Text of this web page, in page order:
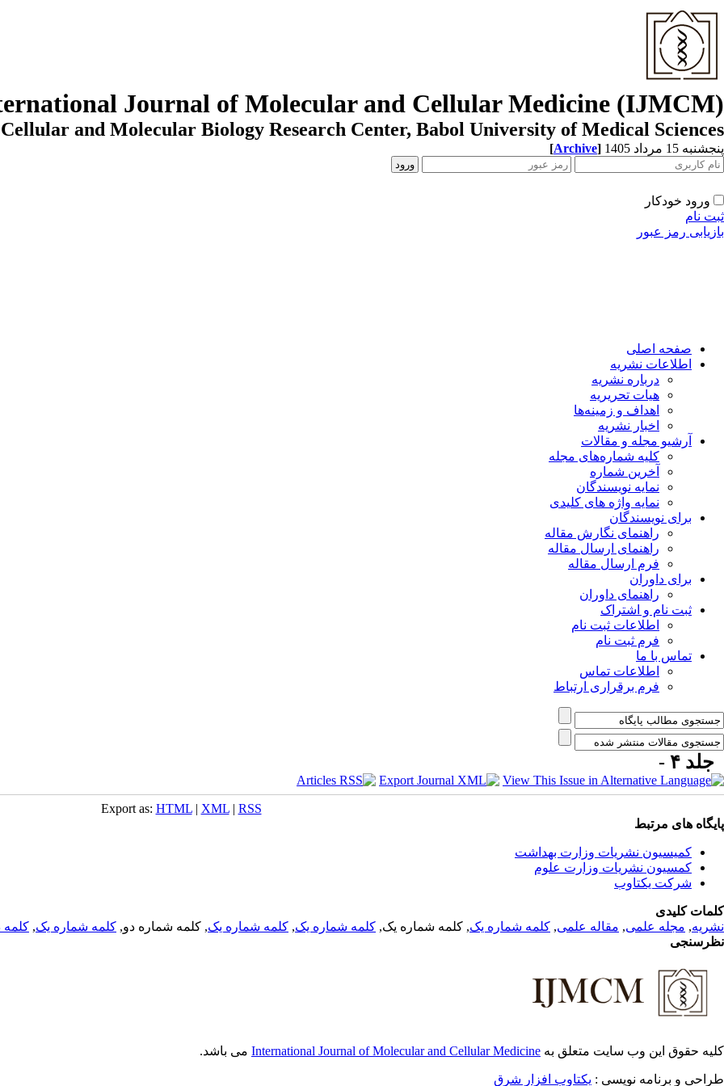
Journal of Molecular and Cellular Medicine (IJMCM)
Cellular and Molecular Biology Research Center, Babol University of Medical Sciences
پنجشنبه 15 مرداد 1405 [Archive]
ورود خودکار
ثبت نام
بازیابی رمز عبور
صفحه اصلی
اطلاعات نشریه
درباره نشریه
هیات تحریریه
اهداف و زمینه‌ها
اخبار نشریه
آرشیو مجله و مقالات
کلیه شماره‌های مجله
آخرین شماره
نمایه نویسندگان
نمایه واژه های کلیدی
برای نویسندگان
راهنمای نگارش مقاله
راهنمای ارسال مقاله
فرم ارسال مقاله
برای داوران
راهنمای داوران
ثبت نام و اشتراک
اطلاعات ثبت نام
فرم ثبت نام
تماس با ما
اطلاعات تماس
فرم برقراری ارتباط
جلد ۴ -
Export as: HTML| XML| RSS
پایگاه های مرتبط
کمیسیون نشریات وزارت بهداشت
کمسیون نشریات وزارت علوم
شرکت یکتاوب
کلمات کلیدی
نشریه, مجله علمی, مقاله علمی, کلمه شماره یک, کلمه شماره یک, کلمه شماره یک, کلمه شماره یک, کلمه شماره دو, کلمه شماره یک, کلمه
نظرسنجی
کلیه حقوق این وب سایت متعلق به International Journal of Molecular and Cellular Medicine می باشد.
طراحی و برنامه نویسی : یکتاوب افزار شرق